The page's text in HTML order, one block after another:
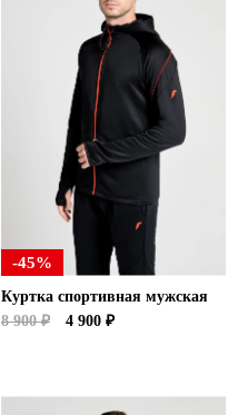
-45%
Куртка спортивная мужская
8 900 ₽
4 900 ₽